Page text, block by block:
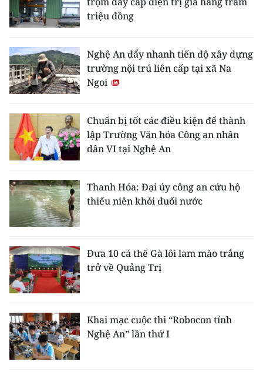
triệu đồng
Nghệ An đẩy nhanh tiến độ xây dựng
trường nội trú liên cấp tại xã Na
Ngoi
Chuẩn bị tốt các điều kiện để thành
lập Trường Văn hóa Công an nhân
dân VI tại Nghệ An
Thanh Hóa: Đại úy công an cứu hộ
thiếu niên khỏi đuối nước
Đưa 10 cá thể Gà lôi lam mào trắng
trở về Quảng Trị
Khai mạc cuộc thi “Robocon tỉnh
Nghệ An” lần thứ I